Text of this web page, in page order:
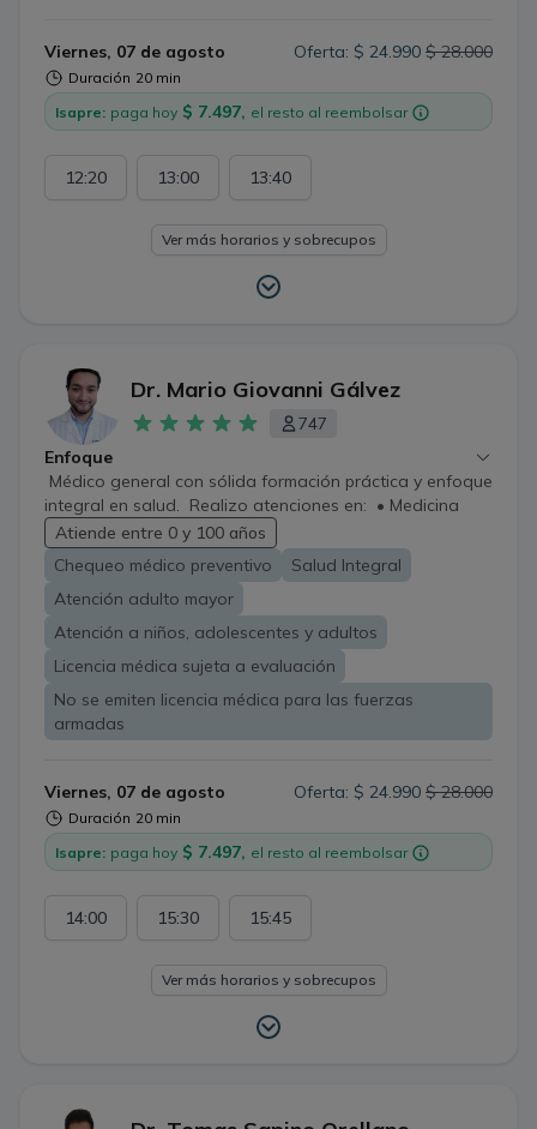
Viernes, 07 de agosto
Duración 20 min
Oferta: $ 24.990 $ 28.000
Isapre: paga hoy $ 7.497, el resto al reembolsar
12:20 13:00 13:40
Ver más horarios y sobrecupos
Dr. Mario Giovanni Gálvez
747
Enfoque
Médico general con sólida formación práctica y enfoque
integral en salud. Realizo atenciones en: • Medicina
general • Control y seguimiento de enfermedades
crónicas del adulto • Control de peso • Atención
pediátrica • Atención de pacientes con dependencia
severa y cuidados paliativos He trabajado en hospitales
de mediana y alta complejidad, además de SAPU y
consultorios, lo que me ha permitido adquirir amplia
experiencia en el manejo de urgencias y patologías
prevalentes en todas las etapas del ciclo vital, desde
niños hasta adultos mayores. Actualmente me
encuentro en proceso de especialización y desempeño
coordinar un programa de Cuidados Paliativos en un
hospital de baja complejidad, fortaleciendo mi enfoque
clínico, organizacional y humano en la atención de cada
paciente.
Atiende entre 0 y 100 años
Chequeo médico preventivo
Salud Integral
Atención adulto mayor
Atención a niños, adolescentes y adultos
Licencia médica sujeta a evaluación
No se emiten licencia médica para las fuerzas
armadas
Viernes, 07 de agosto
Duración 20 min
Oferta: $ 24.990 $ 28.000
Isapre: paga hoy $ 7.497, el resto al reembolsar
14:00 15:30 15:45
Ver más horarios y sobrecupos